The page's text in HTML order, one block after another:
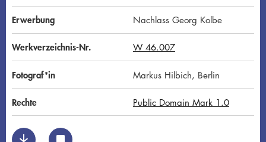
Erwerbung Nachlass Georg Kolbe
Werkverzeichnis-Nr. W 46.007
Fotograf*in Markus Hilbich, Berlin
Rechte Public Domain Mark 1.0